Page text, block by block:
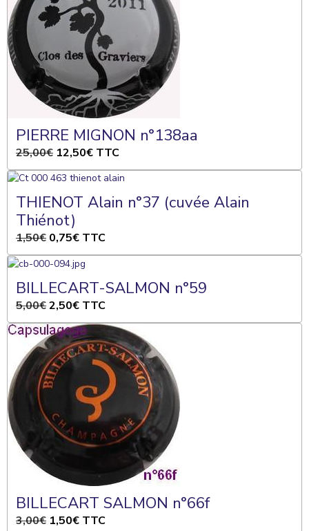
PIERRE MIGNON n°138aa
25,00€ 12,50€ TTC
THIENOT Alain n°37 (cuvée Alain
Thiénot)
1,50€ 0,75€ TTC
BILLECART-SALMON n°59
5,00€2,50€ TTC
BILLECART SALMON n°66f
3,00€ 1,50€ TTC